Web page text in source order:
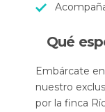
Qué
Embárcate
nuestro
por la finca